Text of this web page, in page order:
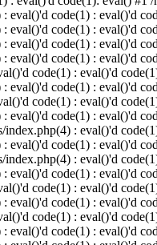
code(1) : eval()'d
code(1) : eval()'d
code(1) : eval()'d
code(1) : eval()'d
code(1) : eval()'d
code(1) : eval()'d
code(1) : eval()'d
code(1) : eval()'d
: eval()'d
code(1) : eval()'d
: eval()'d
code(1) : eval()'d
code(1) : eval()'d
code(1) : eval()'d
code(1) : eval()'d
code(1) : eval()'d